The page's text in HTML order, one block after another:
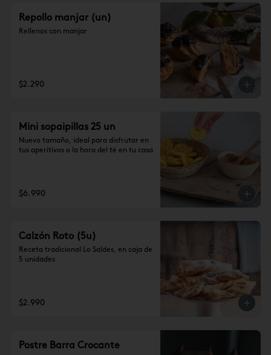
Repollo manjar (un)
Rellenos con manjar
$2.290
Mini sopaipillas 25 un
Nuevo tamaño, ideal para disfrutar en
tus aperitivos o la hora del té en tu casa
$6.990
Calzón Roto (5u)
Receta tradicional Lo Saldes, en caja de
5 unidades
$2.990
Postre Barra Crocante